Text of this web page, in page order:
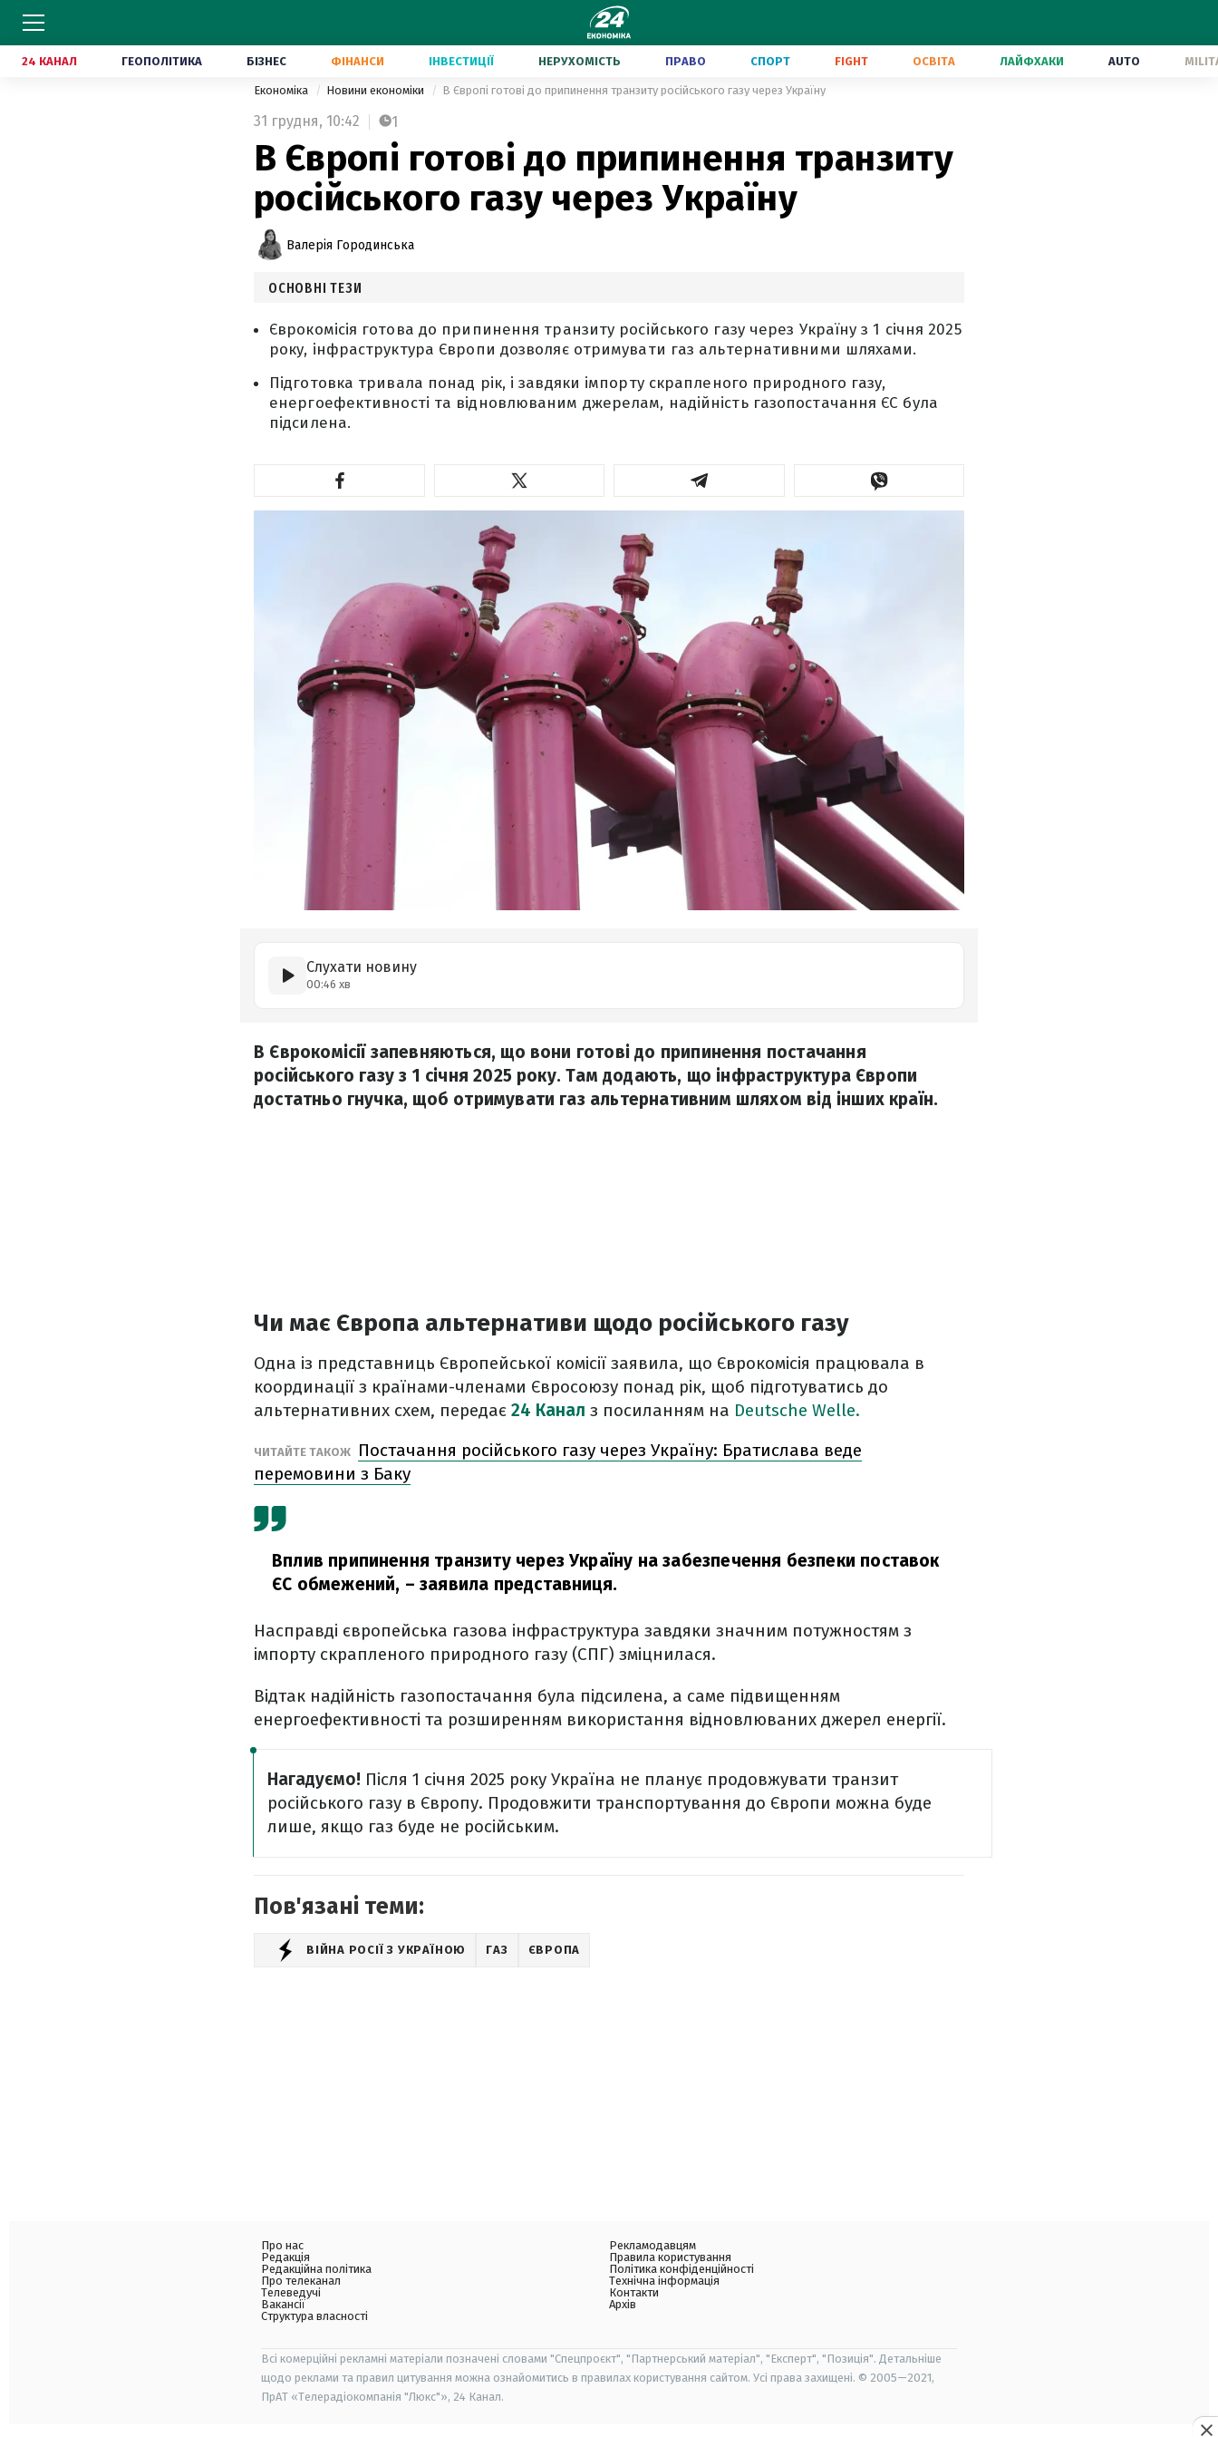
24 КАНАЛ ГЕОПОЛІТИКА БІЗНЕС ФІНАНСИ ІНВЕСТИЦІЇ НЕРУХОМІСТЬ ПРАВО СПОРТ FIGHT ОСВІТА ЛАЙФХАКИ AUTO
Економіка Новини економіки В Європі готові до припинення транзиту російського газу через Україну
31 грудня, 10:42 1
В Європі готові до припинення транзиту
російського газу через Україну
Валерія Городинська
ОСНОВНІ ТЕЗИ
Єврокомісія готова до припинення транзиту російського газу через Україну з 1 січня 2025
року, інфраструктура Європи дозволяє отримувати газ альтернативними шляхами.
Підготовка тривала понад рік, і завдяки імпорту скрапленого природного газу,
енергоефективності та відновлюваним джерелам, надійність газопостачання ЄС була
підсилена.
Слухати новину
00:46 хв
В Єврокомісії запевняються, що вони готові до припинення постачання
російського газу з 1 січня 2025 року. Там додають, що інфраструктура Європи
достатньо гнучка, щоб отримувати газ альтернативним шляхом від інших країн.
Чи має Європа альтернативи щодо російського газу
Одна із представниць Європейської комісії заявила, що Єврокомісія працювала в
координації з країнами-членами Євросоюзу понад рік, щоб підготуватись до
альтернативних схем, передає 24 Канал з посиланням на Deutsche Welle.
ЧИТАЙТЕ ТАКОЖ
Постачання російського газу через Україну: Братислава веде
перемовини з Баку
Вплив припинення транзиту через Україну на забезпечення безпеки поставок
ЄС обмежений, – заявила представниця.
Насправді європейська газова інфраструктура завдяки значним потужностям з
імпорту скрапленого природного газу (СПГ) зміцнилася.
Відтак надійність газопостачання була підсилена, а саме підвищенням
енергоефективності та розширенням використання відновлюваних джерел енергії.
Нагадуємо! Після 1 січня 2025 року Україна не планує продовжувати транзит
російського газу в Європу. Продовжити транспортування до Європи можна буде
лише, якщо газ буде не російським.
Пов'язані теми:
ВІЙНА РОСІЇ З УКРАЇНОЮ ГАЗ ЄВРОПА
Про нас
Редакція
Редакційна політика
Про телеканал
Телеведучі
Вакансії
Структура власності
Рекламодавцям
Правила користування
Політика конфіденційності
Технічна інформація
Контакти
Архів
Всі комерційні рекламні матеріали позначені словами "Спецпроєкт", "Партнерський матеріал", "Експерт", "Позиція". Детальніше
щодо реклами та правил цитування можна ознайомитись в правилах користування сайтом. Усі права захищені. © 2005—2021,
ПрАТ «Телерадіокомпанія "Люкс"», 24 Канал.